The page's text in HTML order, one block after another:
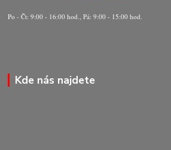
Po - Čt: 9:00 - 16:00 hod., Pá: 9:00 - 15:00 hod.
Kde nás najdete